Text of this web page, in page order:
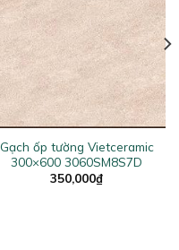
Gạch ốp tường Vietceramic
300×600 3060SM8S7D
350,000₫